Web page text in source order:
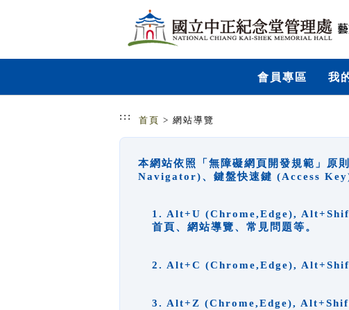
會員專區 我
::: 首頁 > 網站導覽
本網站依照「無障礙網頁開發規範」原
Navigator)、鍵盤快速鍵 (Access Key)
1. Alt+U (Chrome,Edge),
首頁、網站導覽、常見問題等。
2. Alt+C (Chrome,Edge),
3. Alt+Z (Chrome,Edge),